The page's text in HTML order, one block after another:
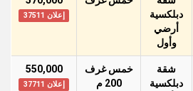
دبلكسية
أرضي
وأول
إعلان 37511
شقة
دبلكسية
خمس غرف
200 م
550,000
إعلان 37711